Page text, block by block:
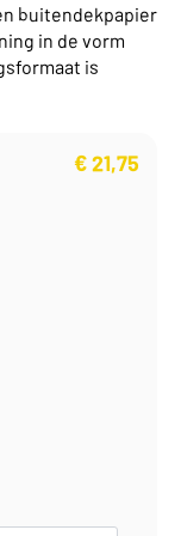
buitendekpapier
in de vorm
is
€21,75